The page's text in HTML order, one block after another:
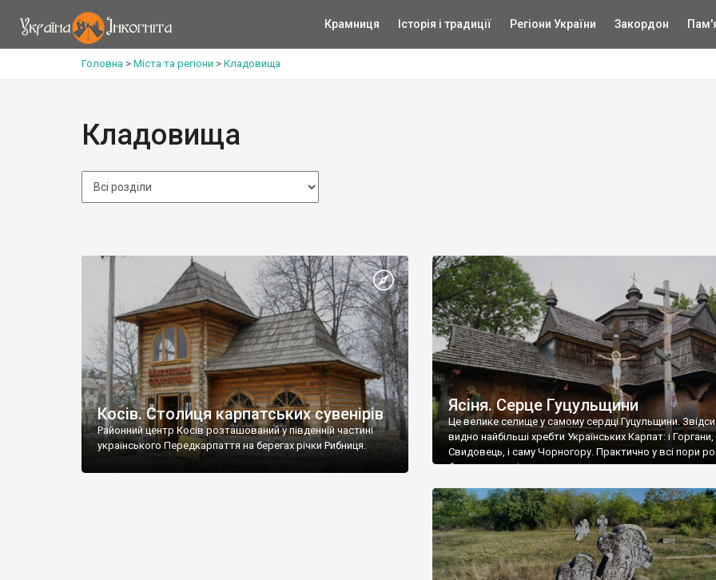
Крамниця Історія і традиції Регіони України Закордон
Головна > Міста та регіони > Кладовища
Кладовища
Косів. Столиця карпатських сувенірів
Районний центр Косів розташований у південній частині
українського Передкарпаття на берегах річки Рибниця.
Ясіня. Серце Гуцульщини
Це велике селище у самому сердці Гуцульщини. Звідси
видно найбільші хребти Українських Карпат: і Горгани,
Свидовець, і саму Чорногору. Практично у всі пори
багато туристів.